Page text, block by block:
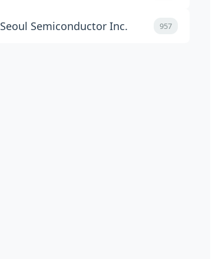
Seoul Semiconductor Inc. 957